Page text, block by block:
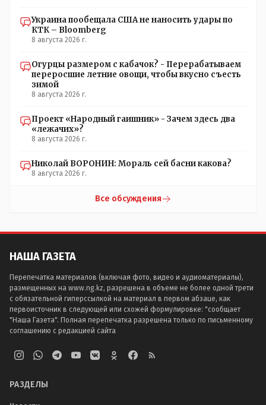
Украина пообещала США не наносить удары по
КТК – Bloomberg
8 августа 2026 г.
Огурцы размером с кабачок? - Перерабатываем
переросшие летние овощи, чтобы вкусно съесть
зимой
8 августа 2026 г.
Проект «Народный гаишник» - Зачем здесь два
«лежачих»?
8 августа 2026 г.
Николай ВОРОНИН: Мораль сей басни какова?
8 августа 2026 г.
Все обсуждения
НАША ГАЗЕТА
Перепечатка материалов (включая фото, видео и аудиоматериалы),
размещенных на www.ng.kz, разрешена в объеме не более одной трети
с обязательной гиперссылкой на материал в первом абзаце, как
первоисточник в следующей или схожей формулировке: "сообщает
"Наша Газета". Полная перепечатка разрешена только по письменному
соглашению с редакцией сайта
РАЗДЕЛЫ